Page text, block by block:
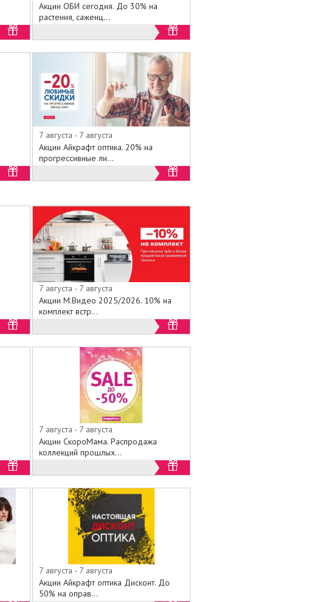
Акции ОБИ сегодня. До 30% на
растения, саженц...
7 августа - 7 августа
Акции Айкрафт оптика. 20% на
прогрессивные ли...
7 августа - 7 августа
Акции М.Видео 2025/2026. 10% на
комплект встр...
7 августа - 7 августа
Акции СкороМама. Распродажа
коллекций прошлых...
7 августа - 7 августа
Акции Айкрафт оптика Дисконт. До
50% на оправ...